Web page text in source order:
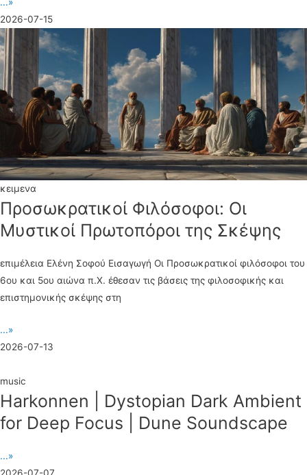
2026-07-15
κειμενα
Προσωκρατικοί Φιλόσοφοι: Οι
Μυστικοί Πρωτοπόροι της Σκέψης
επιμέλεια Ελένη Σοφού Εισαγωγή Οι Προσωκρατικοί φιλόσοφοι του
6ου και 5ου αιώνα π.Χ. έθεσαν τις βάσεις της φιλοσοφικής και
επιστημονικής σκέψης στη
...»
2026-07-13
music
Harkonnen | Dystopian Dark Ambient
for Deep Focus | Dune Soundscape
...»
2026-07-07